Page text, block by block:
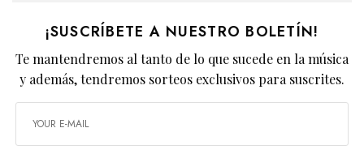
¡SUSCRÍBETE A NUESTRO BOLETÍN!
Te mantendremos al tanto de lo que sucede en la música
y además, tendremos sorteos exclusivos para suscrites.